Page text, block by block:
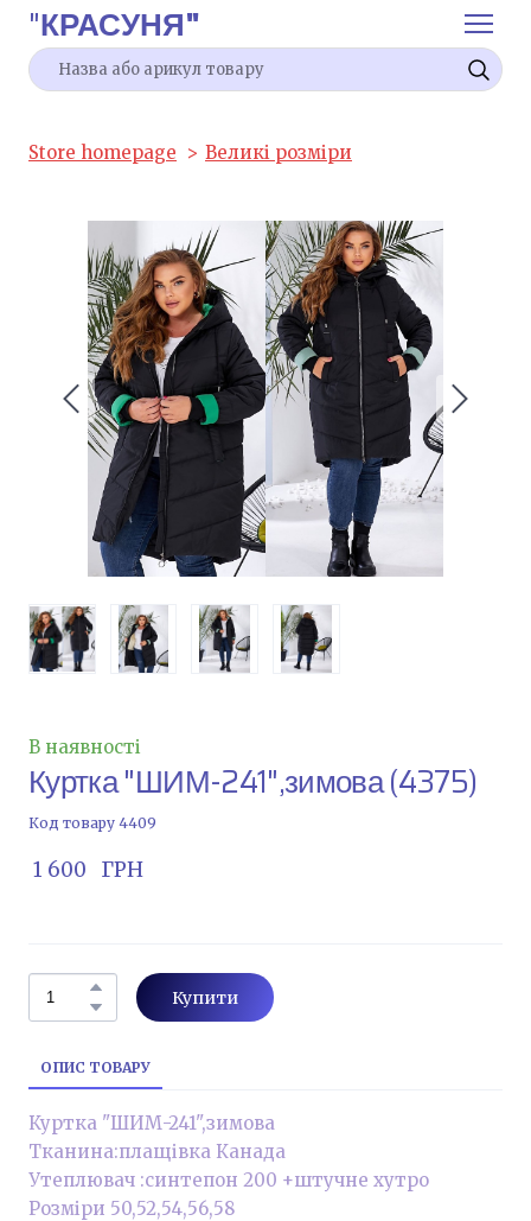
"КРАСУНЯ"
Store homepage Великі розміри
В наявності
Куртка "ШИМ-241",зимова(4375)
Код товару 4409
1 600   ГРН
Купити
ОПИС ТОВАРУ
Куртка "ШИМ-241",зимова
Тканина:плащівка Канада
Утеплювач :синтепон 200 +штучне хутро
Розміри 50,52,54,56,58